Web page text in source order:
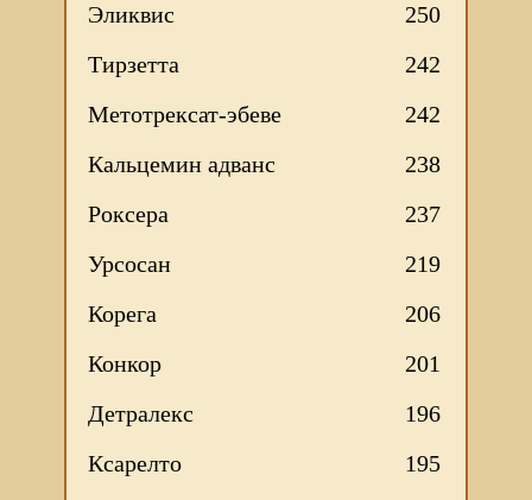
Эликвис
250
Тирзетта
242
Метотрексат-эбеве
242
Кальцемин адванс
238
Роксера
237
Урсосан
219
Корега
206
Конкор
201
Детралекс
196
Ксарелто
195